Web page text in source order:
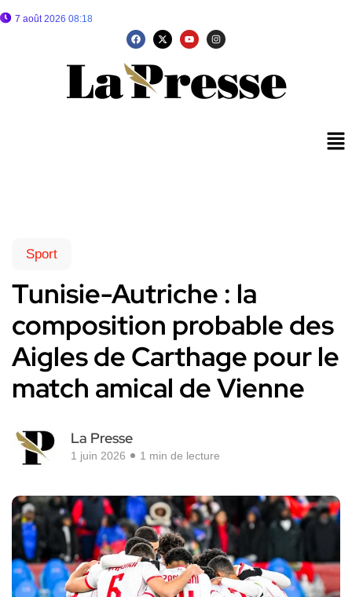
7 août 2026 08:18
Sport
Tunisie-Autriche : la
composition probable des
Aigles de Carthage pour le
match amical de Vienne
La Presse
1 juin 2026 1 min de lecture